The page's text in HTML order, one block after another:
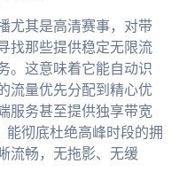
尤其是高清赛事，对带
找那些提供稳定无限流
。这意味着它能自动识
流量优先分配到精心优
服务甚至提供独享带宽
能彻底杜绝高峰时段的拥
流畅，无拖影、无缓